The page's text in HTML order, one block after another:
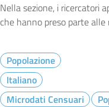
Nella sezione, i ricercatori
che hanno preso parte
Popolazione
Italiano
Microdati Censuari